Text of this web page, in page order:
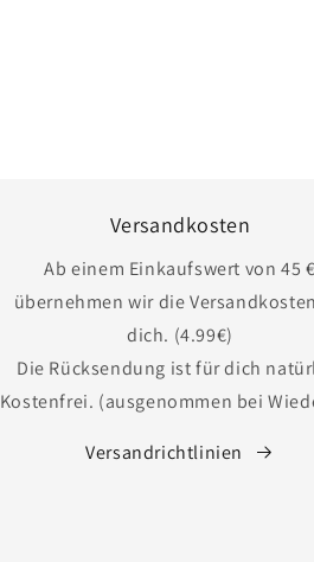
Versandkosten
Ab einem Einkaufswert von 45 €
übernehmen wir die
dich. (4.99€)
Die Rücksendung ist für dich
Kostenfrei. (ausgenommen bei
Versandrichtlinien